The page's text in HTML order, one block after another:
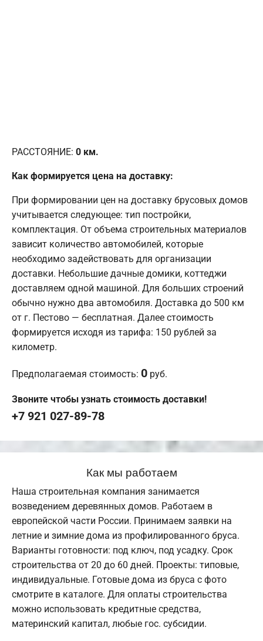
РАССТОЯНИЕ: 0 км.
Как формируется цена на доставку:
При формировании цен на доставку брусовых домов
учитывается следующее: тип постройки,
комплектация. От объема строительных материалов
зависит количество автомобилей, которые
необходимо задействовать для организации
доставки. Небольшие дачные домики, коттеджи
доставляем одной машиной. Для больших строений
обычно нужно два автомобиля. Доставка до 500 км
от г. Пестово — бесплатная. Далее стоимость
формируется исходя из тарифа: 150 рублей за
километр.
Предполагаемая стоимость: 0 руб.
Звоните чтобы узнать стоимость доставки!
+7 921 027-89-78
Как мы работаем
Наша строительная компания занимается
возведением деревянных домов. Работаем в
европейской части России. Принимаем заявки на
летние и зимние дома из профилированного бруса.
Варианты готовности: под ключ, под усадку. Срок
строительства от 20 до 60 дней. Проекты: типовые,
индивидуальные. Готовые дома из бруса с фото
смотрите в каталоге. Для оплаты строительства
можно использовать кредитные средства,
материнский капитал, любые гос. субсидии.